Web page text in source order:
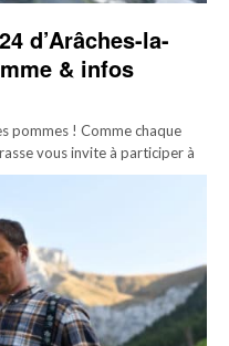
d’Arâches-la-
& infos
pommes ! Comme chaque
vous invite à participer à